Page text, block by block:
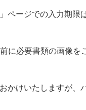
ページでの入力期限
に必要書類の画像を
かけいたしますが、